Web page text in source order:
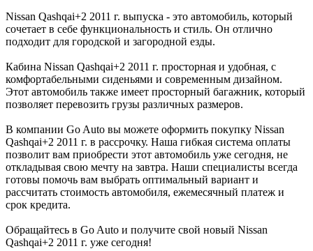
Nissan Qashqai+2 2011 г. выпуска - это автомобиль, который
сочетает в себе функциональность и стиль. Он отлично
подходит для городской и загородной езды.
Кабина Nissan Qashqai+2 2011 г. просторная и удобная, с
комфортабельными сиденьями и современным дизайном.
Этот автомобиль также имеет просторный багажник, который
позволяет перевозить грузы различных размеров.
В компании Go Auto вы можете оформить покупку Nissan
Qashqai+2 2011 г. в рассрочку. Наша гибкая система оплаты
позволит вам приобрести этот автомобиль уже сегодня, не
откладывая свою мечту на завтра. Наши специалисты всегда
готовы помочь вам выбрать оптимальный вариант и
рассчитать стоимость автомобиля, ежемесячный платеж и
срок кредита.
Обращайтесь в Go Auto и получите свой новый Nissan
Qashqai+2 2011 г. уже сегодня!